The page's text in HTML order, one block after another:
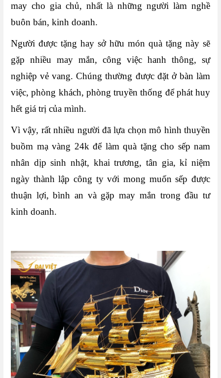
may cho gia chủ, nhất là những người làm nghề
buôn bán, kinh doanh.
Người được tặng hay sở hữu món quà tặng này sẽ
gặp nhiều may mắn, công việc hanh thông, sự
nghiệp vẻ vang. Chúng thường được đặt ở bàn làm
việc, phòng khách, phòng truyền thống để phát huy
hết giá trị của mình.
Vì vậy, rất nhiều người đã lựa chọn mô hình thuyền
buồm mạ vàng 24k để làm quà tặng cho sếp nam
nhân dịp sinh nhật, khai trương, tân gia, kỉ niệm
ngày thành lập công ty với mong muốn sếp được
thuận lợi, bình an và gặp may mắn trong đầu tư
kinh doanh.